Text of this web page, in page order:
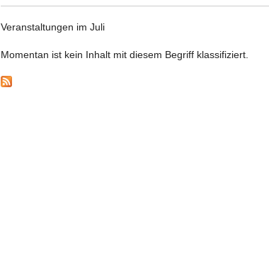
Veranstaltungen im Juli
Momentan ist kein Inhalt mit diesem Begriff klassifiziert.